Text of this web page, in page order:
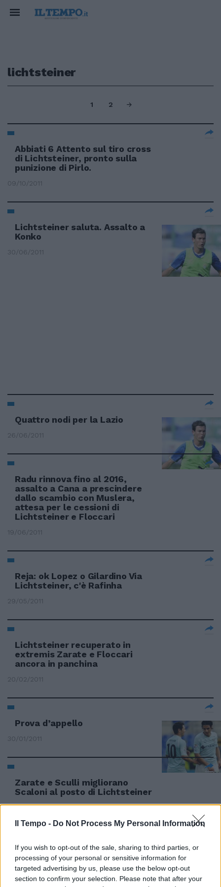
Il Tempo - Do Not Process My Personal Information
If you wish to opt-out of the sale, sharing to third parties, or
processing of your personal or sensitive information for
targeted advertising by us, please use the below opt-out
section to confirm your selection. Please note that after your
lichtsteiner
1 2
Abbiati 6 Attento sul tiro cross
di Lichtsteiner, pronto sulla
punizione di Pirlo.
09/10/2011
Lichtsteiner saluta. Assalto a
Konko
30/06/2011
Quattro nodi per la Lazio
26/06/2011
Radu rinnova fino al 2016,
assalto a Cana a prescindere
dallo scambio con Muslera,
attesa per le cessioni di
Lichtsteiner e Floccari
19/06/2011
Reja: ok Lopez o Gilardino Via
Lichtsteiner, c'è Rafinha
29/05/2011
Lichtsteiner recuperato in
extremis Zarate e Floccari
ancora in panchina
20/02/2011
Prova d’appello
30/01/2011
Zarate e Sculli migliorano
Scaloni al posto di Lichtsteiner
23/01/2011
Lichtsteiner e Radu in dubbio
16/01/2011